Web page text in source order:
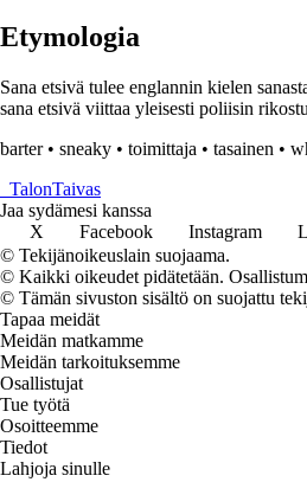
Etymologia
Sana etsivä tulee englannin kielen
sana etsivä viittaa yleisesti poliisin
barter• sneaky • toimittaja • tasainen •
TalonTaivas
Jaa sydämesi kanssa
X
Facebook Instagram
© Tekijänoikeuslain suojaama.
© Kaikki oikeudet pidätetään.
© Tämän sivuston sisältö on suojattu
Tapaa meidät
Meidän matkamme
Meidän tarkoituksemme
Osallistujat
Tue työtä
Osoitteemme
Tiedot
Lahjoja sinulle